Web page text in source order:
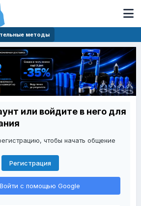
методы
или войдите в него для
чтобы начать общение
Регистрация
Войти с помощью Google